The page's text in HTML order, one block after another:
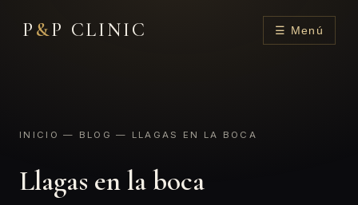
P &P CLINIC ☰ Menú
INICIO — BLOG — LLAGAS EN LA BOCA
Llagas en la boca